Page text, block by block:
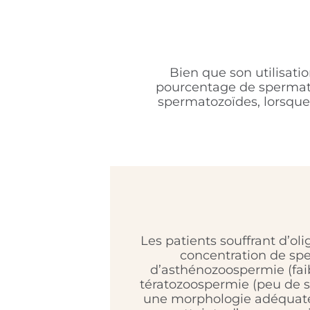
Bien que son
pourcentage de
spermatozoïdes,
Les patients souffrant
concentration de
d’asthénozoospermie
tératozoospermie (peu de
une morphologie